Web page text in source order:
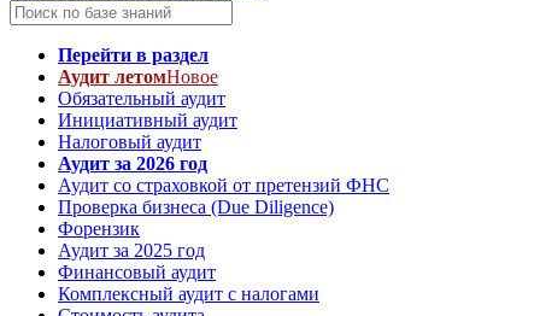
Перейти в раздел
Аудит летомНовое
Обязательный аудит
Инициативный аудит
Налоговый аудит
Аудит за 2026 год
Аудит со страховкой от претензий ФНС
Проверка бизнеса (Due Diligence)
Форензик
Аудит за 2025 год
Финансовый аудит
Комплексный аудит с налогами